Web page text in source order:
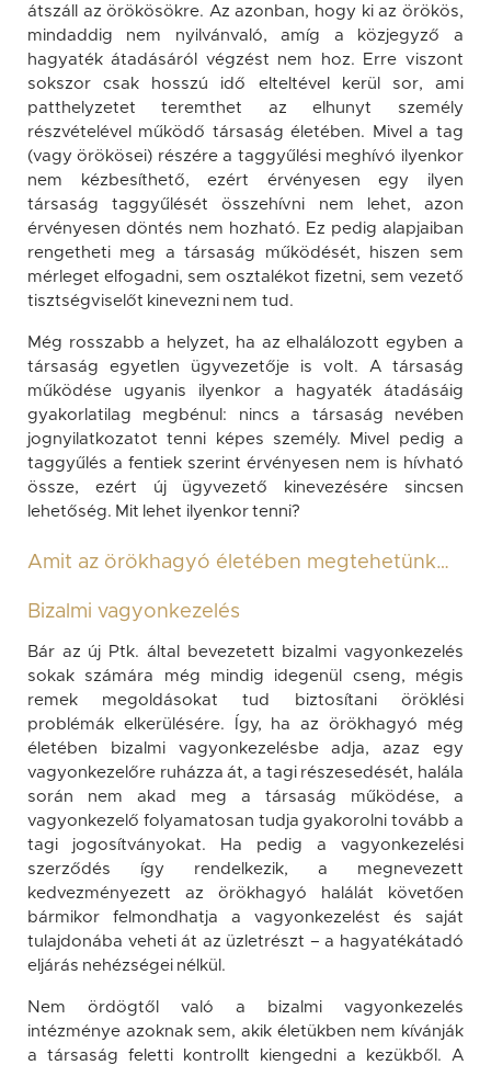
átszáll az örökösökre. Az azonban, hogy ki az örökös,
mindaddig nem nyilvánvaló, amíg a közjegyző a
hagyaték átadásáról végzést nem hoz. Erre viszont
sokszor csak hosszú idő elteltével kerül sor, ami
patthelyzetet teremthet az elhunyt személy
részvételével működő társaság életében. Mivel a tag
(vagy örökösei) részére a taggyűlési meghívó ilyenkor
nem kézbesíthető, ezért érvényesen egy ilyen
társaság taggyűlését összehívni nem lehet, azon
érvényesen döntés nem hozható. Ez pedig alapjaiban
rengetheti meg a társaság működését, hiszen sem
mérleget elfogadni, sem osztalékot fizetni, sem vezető
tisztségviselőt kinevezni nem tud.
Még rosszabb a helyzet, ha az elhalálozott egyben a
társaság egyetlen ügyvezetője is volt. A társaság
működése ugyanis ilyenkor a hagyaték átadásáig
gyakorlatilag megbénul: nincs a társaság nevében
jognyilatkozatot tenni képes személy. Mivel pedig a
taggyűlés a fentiek szerint érvényesen nem is hívható
össze, ezért új ügyvezető kinevezésére sincsen
lehetőség. Mit lehet ilyenkor tenni?
Amit az örökhagyó életében megtehetünk…
Bizalmi vagyonkezelés
Bár az új Ptk. által bevezetett bizalmi vagyonkezelés
sokak számára még mindig idegenül cseng, mégis
remek megoldásokat tud biztosítani öröklési
problémák elkerülésére. Így, ha az örökhagyó még
életében bizalmi vagyonkezelésbe adja, azaz egy
vagyonkezelőre ruházza át, a tagi részesedését, halála
során nem akad meg a társaság működése, a
vagyonkezelő folyamatosan tudja gyakorolni tovább a
tagi jogosítványokat. Ha pedig a vagyonkezelési
szerződés így rendelkezik, a megnevezett
kedvezményezett az örökhagyó halálát követően
bármikor felmondhatja a vagyonkezelést és saját
tulajdonába veheti át az üzletrészt – a hagyatékátadó
eljárás nehézségei nélkül.
Nem ördögtől való a bizalmi vagyonkezelés
intézménye azoknak sem, akik életükben nem kívánják
a társaság feletti kontrollt kiengedni a kezükből. A